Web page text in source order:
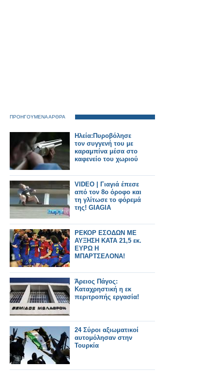
ΠΡΟΗΓΟΥΜΕΝΑ ΑΡΘΡΑ
Ηλεία:Πυροβόλησε
τον συγγενή του με
καραμπίνα μέσα στο
καφενείο του χωριού
VIDEO | Γιαγιά έπεσε
από τον 8ο όροφο και
τη γλίτωσε το φόρεμά
της! GIAGIA
ΡΕΚΟΡ ΕΣΟΔΩΝ ΜΕ
ΑΥΞΗΣΗ ΚΑΤΑ 21,5 εκ.
ΕΥΡΩ Η
ΜΠΑΡΤΣΕΛΟΝΑ!
Άρειος Πάγος:
Καταχρηστική η εκ
περιτροπής εργασία!
24 Σύροι αξιωματικοί
αυτομόλησαν στην
Τουρκία